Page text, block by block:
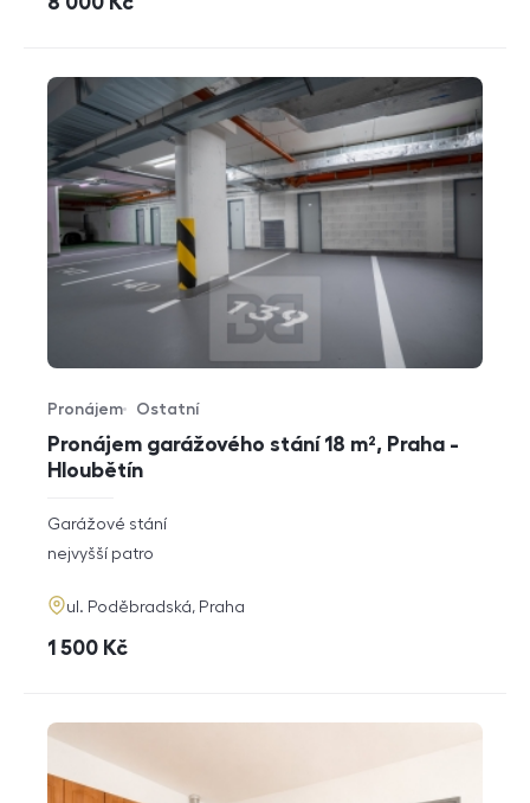
Pronájem garážového stání 18 m², Praha -
Hloubětín
Typ nabídky
Pronájem
Typ nemovitosti
Ostatní
rozměry
dispozice
Garážové stání
funkce
nejvyšší patro
adresa
ul. Poděbradská, Praha
cena
1 500 Kč